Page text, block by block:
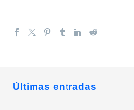
Últimas entradas